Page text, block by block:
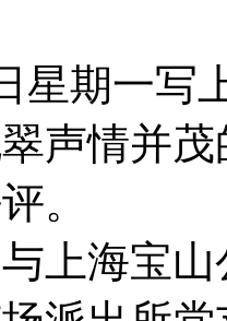
星期一写
声情并
。
与上海宝